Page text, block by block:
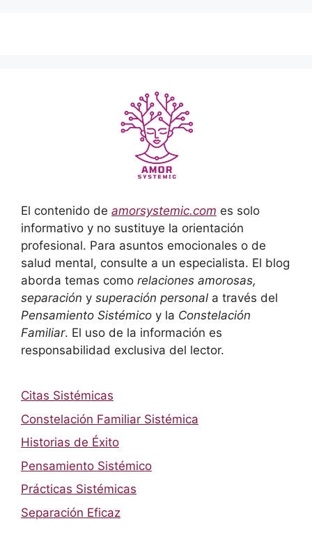
El contenido de amorsystemic.com es solo
informativo y no sustituye la orientación
profesional. Para asuntos emocionales o de
salud mental, consulte a un especialista. El blog
aborda temas como relaciones amorosas,
separación y superación personal a través del
Pensamiento Sistémico y la Constelación
Familiar. El uso de la información es
responsabilidad exclusiva del lector.
Citas Sistémicas
Constelación Familiar Sistémica
Historias de Éxito
Pensamiento Sistémico
Prácticas Sistémicas
Separación Eficaz